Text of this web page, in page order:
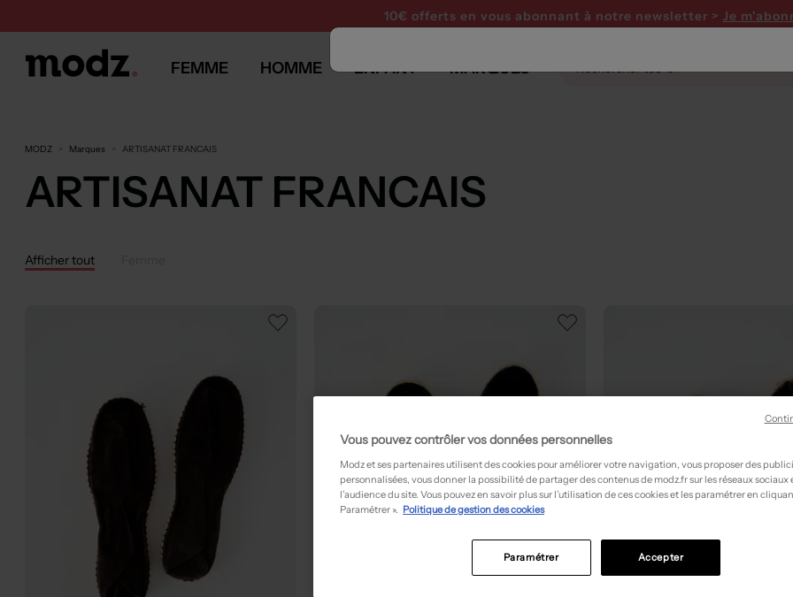
10€ offerts en vous abonnant à notre newsletter > Je
FEMME HOMME ENFANT MARQUES
MODZ Marques ARTISANAT FRANCAIS
ARTISANAT FRANCAIS
Afficher tout
Vous pouvez contrôler vos données personnelles
Modz et ses partenaires utilisent des cookies pour améliorer votre navigation, vous proposer des
personnalisées, vous donner la possibilité de partager des contenus de modz.fr sur les réseaux sociaux
l’audience du site. Vous pouvez en savoir plus sur l’utilisation de ces cookies et les paramétrer en
Paramétrer ». Politique de gestion des cookies
Accepter
Paramétrer